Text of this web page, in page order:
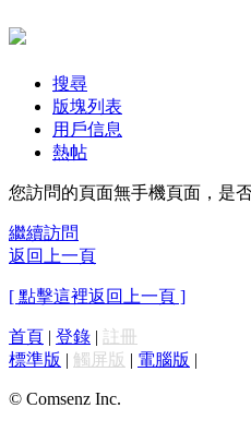
搜尋
版塊列表
用戶信息
熱帖
您訪問的頁面無手機頁面，是
繼續訪問
返回上一頁
[ 點擊這裡返回上一頁 ]
首頁 | 登錄 | 註冊
標準版 | 觸屏版 | 電腦版 |
© Comsenz Inc.